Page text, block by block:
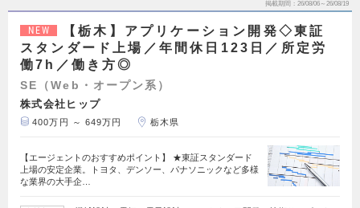
掲載期間 26/08/06～26/08/19
NEW
【栃木】アプリケーション開発◇東証
スタンダード上場／年間休日123日／所定労
働7h／働き方◎
SE（Web・オープン系）
株式会社ヒップ
400万円 ～ 649万円 栃木県
【エージェントのおすすめポイント】 ★東証スタンダード
上場の安定企業。トヨタ、デンソー、パナソニックなど多様
な業界の大手企…